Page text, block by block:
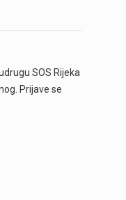
SOS Rijeka
Prijave se